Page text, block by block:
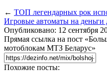
← ТОП легендарных рок
Игровые автоматы на деньги
Опубликовано: 12 сентября
Прямая ссылка на пост
мотоблокам МТЗ Беларус»
Похожие посты: